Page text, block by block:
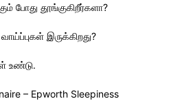
போது தூங்குகிறீர்களா?
இருக்கிறது?
உண்டு.
– Epworth Sleepiness